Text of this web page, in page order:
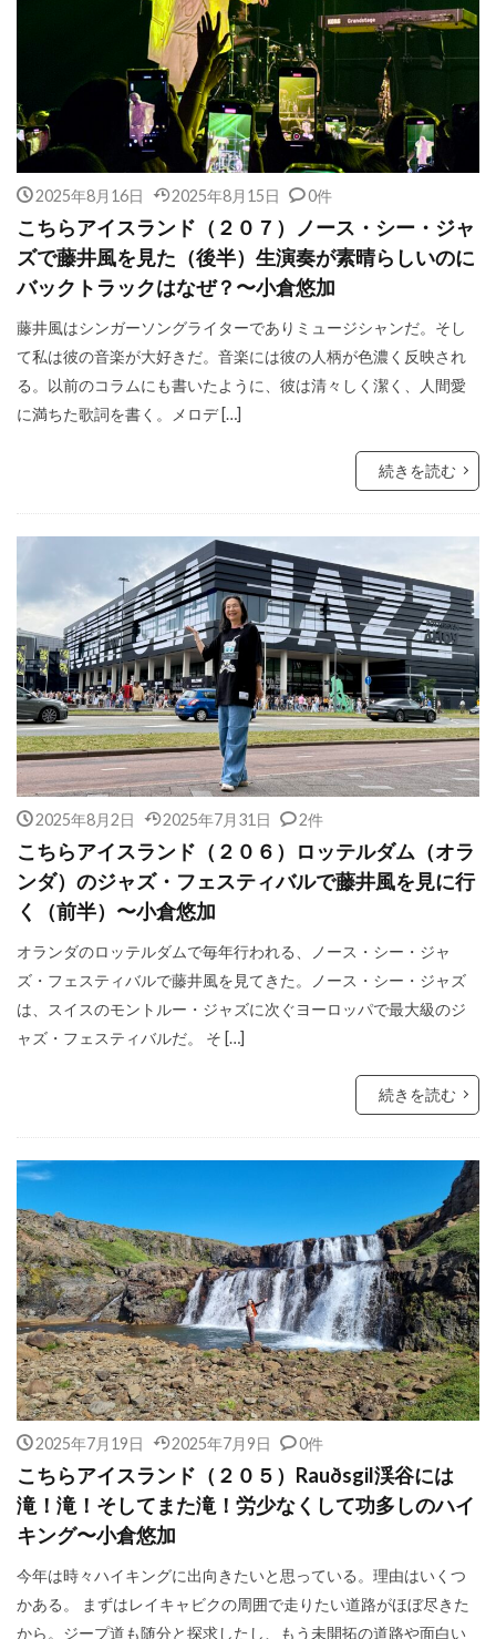
2025年8月16日 2025年8月15日 0件
こちらアイスランド（２０７）ノース・シー・ジャ
ズで藤井風を見た（後半）生演奏が素晴らしいのに
バックトラックはなぜ？〜小倉悠加
藤井風はシンガーソングライターでありミュージシャンだ。そし
て私は彼の音楽が大好きだ。音楽には彼の人柄が色濃く反映され
る。以前のコラムにも書いたように、彼は清々しく潔く、人間愛
に満ちた歌詞を書く。メロデ […]
続きを読む
2025年8月2日 2025年7月31日 2件
こちらアイスランド（２０６）ロッテルダム（オラ
ンダ）のジャズ・フェスティバルで藤井風を見に行
く（前半）〜小倉悠加
オランダのロッテルダムで毎年行われる、ノース・シー・ジャ
ズ・フェスティバルで藤井風を見てきた。ノース・シー・ジャズ
は、スイスのモントルー・ジャズに次ぐヨーロッパで最大級のジ
ャズ・フェスティバルだ。 そ […]
続きを読む
2025年7月19日 2025年7月9日 0件
こちらアイスランド（２０５）Rauðsgil渓谷には
滝！滝！そしてまた滝！労少なくして功多しのハイ
キング〜小倉悠加
今年は時々ハイキングに出向きたいと思っている。理由はいくつ
かある。 まずはレイキャビクの周囲で走りたい道路がほぼ尽きた
から。ジープ道も随分と探求したし、もう未開拓の道路や面白い